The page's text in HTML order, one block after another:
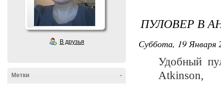
В друзья
-
Метки
ПУЛОВЕР В
Суббота, 19 Января
Удобный
Atkinson,